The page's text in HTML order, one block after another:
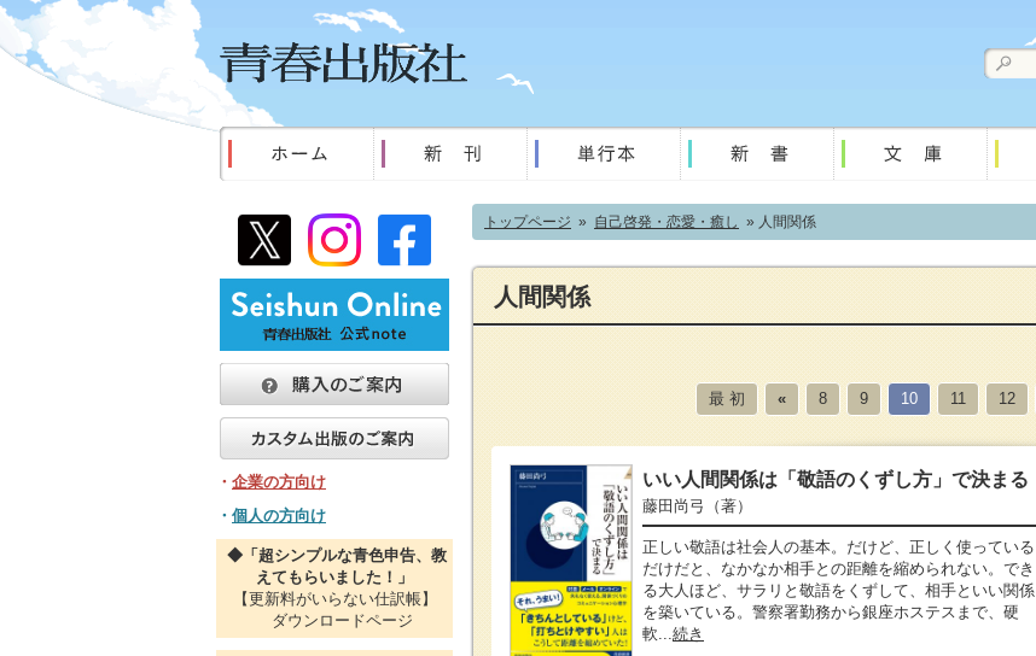
トップページ » 自己啓発・恋愛・癒し » 人間関係
人間関係
最 初 « 8 9 10 11 12
いい人間関係は「敬語のくずし方」で決まる
藤田尚弓 （著）
正しい敬語は社会人の基本。だけど、正しく使っている
だけだと、なかなか相手との距離を縮められない。でき
る大人ほど、サラリと敬語をくずして、相手といい関係
を築いている。警察署勤務から銀座ホステスまで、硬
軟...続き
・ 企業の方向け
・ 個人の方向け
◆「超シンプルな青色申告、教
えてもらいました！」
【更新料がいらない仕訳帳】
ダウンロードページ